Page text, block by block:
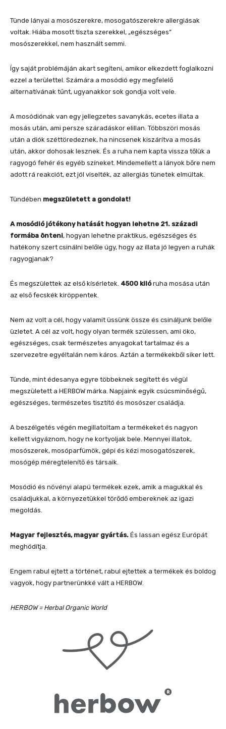
Tünde lányai a mosószerekre, mosogatószerekre allergiásak
voltak. Hiába mosott tiszta szerekkel, „egészséges”
mosószerekkel, nem használt semmi.
Így saját problémáján akart segíteni, amikor elkezdett foglalkozni
ezzel a területtel. Számára a mosódió egy megfelelő
alternatívának tűnt, ugyanakkor sok gondja volt vele.
A mosódiónak van egy jellegzetes savanykás, ecetes illata a
mosás után, ami persze száradáskor elillan. Többszöri mosás
után a diók széttöredeznek, ha nincsenek kiszárítva a mosás
után, akkor dohosak lesznek. És a ruha nem kapta vissza tőlük a
ragyogó fehér és egyéb színeket. Mindemellett a lányok bőre nem
adott rá reakciót, ezt jól viselték, az allergiás tünetek elmúltak.
Tündében megszületett a gondolat!
A mosódió jótékony hatását hogyan lehetne 21. századi
formába önteni, hogyan lehetne praktikus, egészséges és
hatékony szert csinálni belőle úgy, hogy az illata jó legyen a ruhák
ragyogjanak?
És megszülettek az első kísérletek. 4500 kilóruha mosása után
az első fecskék kiröppentek.
Nem az volt a cél, hogy valamit üssünk össze és csináljunk belőle
üzletet. A cél az volt, hogy olyan termék szülessen, ami öko,
egészséges, csak természetes anyagokat tartalmaz és a
szervezetre egyéltalán nem káros. Aztán a termékekből siker lett.
Tünde, mint édesanya egyre többeknek segített és végül
megszületett a HERBOW márka. Napjaink egyik csúcsminőségű,
egészséges, természetes tisztító és mosószer családja.
A beszélgetés végén megillatoltam a termékeket és nagyon
kellett vigyáznom, hogy ne kortyoljak bele. Mennyei illatok,
mosószerek, mosóparfümök, gépi és kézi mosogatószerek,
mosógép méregtelenítő és társaik.
Mosódió és növényi alapú termékek ezek, amik a magukkal és
családjukkal, a környezetükkel törődő embereknek az igazi
megoldás.
Magyar fejlesztés, magyar gyártás. És lassan egész Európát
meghódítja.
Engem rabul ejtett a történet, rabul ejtettek a termékek és boldog
vagyok, hogy partnerünkké vált a HERBOW.
HERBOW = Herbal Organic World